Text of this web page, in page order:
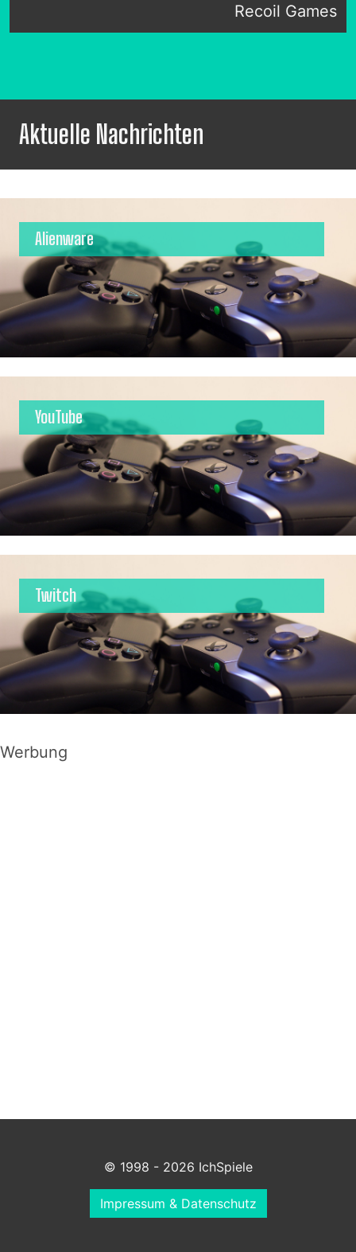
Recoil Games
Aktuelle Nachrichten
Alienware
YouTube
Twitch
Werbung
© 1998 - 2026 IchSpiele
Impressum & Datenschutz